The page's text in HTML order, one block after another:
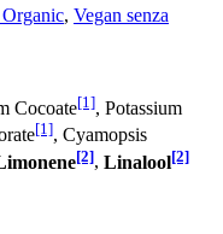
, Vegan senza
Cocoate[1], Potassium
[1], Cyamopsis
[2], Linalool[2]